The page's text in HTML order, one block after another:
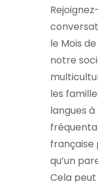
le Mois
notre
les
langues à
française
qu’un
Cela